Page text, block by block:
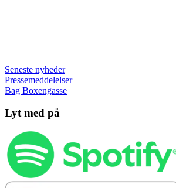
Seneste nyheder
Pressemeddelelser
Bag Boxengasse
Lyt med på